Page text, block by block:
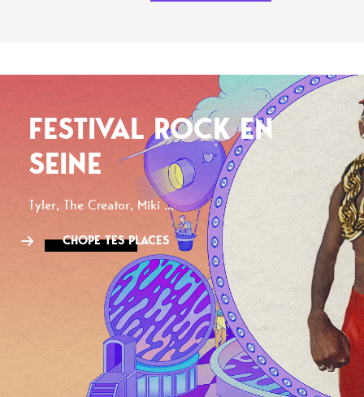
FESTIVAL ROCK EN
SEINE
Tyler, The Creator, Miki ...
CHOPE TES PLACES